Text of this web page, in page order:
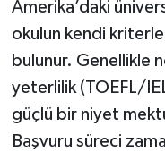
Amerika’daki
okulun kendi
bulunur. Genellikle
yeterlilik (TOEFL/
güçlü bir niyet
Başvuru süreci